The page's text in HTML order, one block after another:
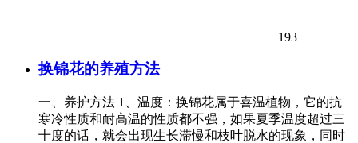
193
换锦花的养殖方法
一、养护方法 1、温度：换锦花属于喜温植物，它的抗
寒冷性质和耐高温的性质都不强，如果夏季温度超过三
十度的话，就会出现生长滞慢和枝叶脱水的现象，同时